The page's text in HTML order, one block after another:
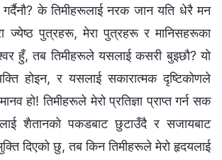
के तिमीहरूलाई नरक जान यति धेरै मन
ज्येष्ठ पुत्रहरू, मेरा पुत्रहरू र मानिसहरूका
हुँ, तब तिमीहरूले यसलाई कसरी बुझ्छौ? यो
होइन, र यसलाई सकारात्मक दृष्टिकोणले
हो! तिमीहरूले मेरो प्रतिज्ञा प्राप्त गर्न सक
शैतानको पकडबाट छुटाउँदै र सजायबाट
दिएको छु, तब किन तिमीहरूले मेरो हृदयलाई